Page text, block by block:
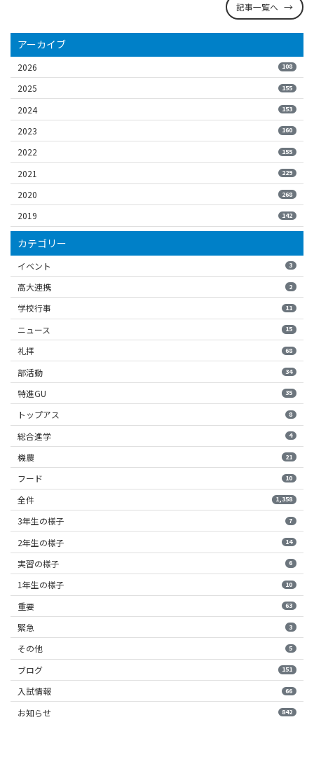
記事一覧へ
アーカイブ
2026 108
2025 155
2024 153
2023 160
2022 155
2021 229
2020 268
2019 142
カテゴリー
イベント 3
高大連携 2
学校行事 11
ニュース 15
礼拝 68
部活動 34
特進GU 35
トップアス 8
総合進学 4
機農 21
フード 10
全件 1,358
3年生の様子 7
2年生の様子 14
実習の様子 6
1年生の様子 10
重要 63
緊急 3
その他 5
ブログ 151
入試情報 66
お知らせ 842